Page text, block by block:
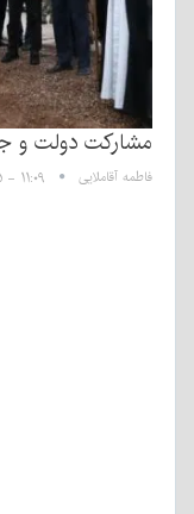
مشارکت دولت و
فاطمه آقاملایی ۱۱:۰۹ - ۱۵ اسفند ۱۴۰۳